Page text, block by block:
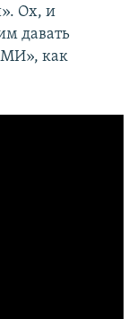
Ох, и
давать
как